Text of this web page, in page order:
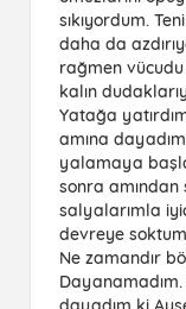
sıkıyordum.
daha da
rağmen
kalın
Yatağa
amına
yalamaya
sonra
salyalarımla
devreye
Ne zamandır
Dayanamadım.